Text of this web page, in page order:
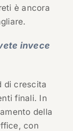
è ancora
invece
di crescita
finali. In
della
con